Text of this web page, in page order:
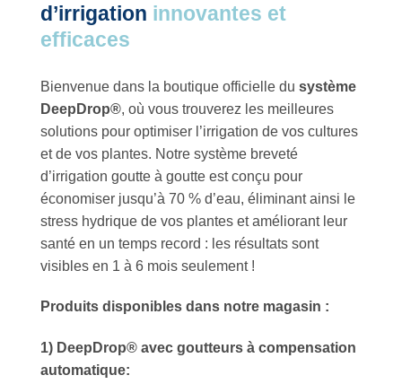
d’irrigation innovantes et
efficaces
Bienvenue dans la boutique officielle du système
DeepDrop®, où vous trouverez les meilleures
solutions pour optimiser l’irrigation de vos cultures
et de vos plantes. Notre système breveté
d’irrigation goutte à goutte est conçu pour
économiser jusqu’à 70 % d’eau, éliminant ainsi le
stress hydrique de vos plantes et améliorant leur
santé en un temps record : les résultats sont
visibles en 1 à 6 mois seulement !
Produits disponibles dans notre magasin :
1) DeepDrop® avec goutteurs à compensation
automatique: